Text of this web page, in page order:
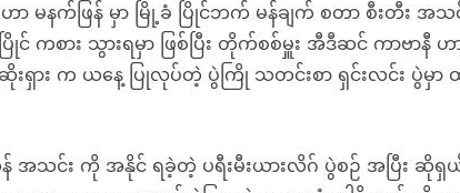
မနက်ဖြန် မှာ မြို့ခံ ပြိုင်ဘက် မန်ချက် စတာ စီးတီး အသင်
ကစား သွားရမှာ ဖြစ်ပြီး တိုက်စစ်မှူး အီဒီဆင် ကာဗာနီ
းရှား က ယနေ့ ပြုလုပ်တဲ့ ပွဲကြို သတင်းစာ ရှင်းလင်း ပွဲမှာ
အသင်း ကို အနိုင် ရခဲ့တဲ့ ပရီးမီးယားလိဂ် ပွဲစဉ် အပြီး ဆိုရှ